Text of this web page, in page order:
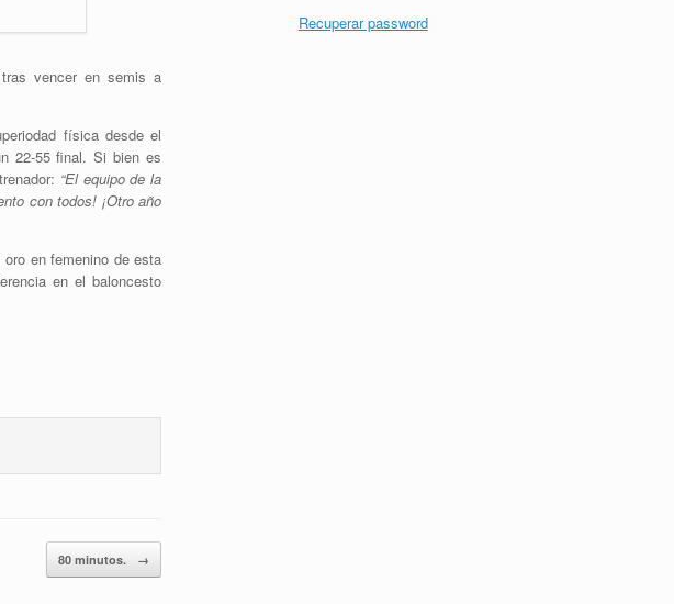
vencer en semis a
física desde el
22-55 final. Si bien es
“El equipo de la
con todos! ¡Otro año
en femenino de esta
en el baloncesto
80 minutos. →
Recuperar password